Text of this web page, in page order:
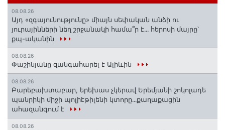
08.08.26
Այդ «զգայունությունը» միայն սեփական անձի ու
յուրայինների նեղ շրջանակի համա՞ր է․․․ հերոսի մայրը՝
քպ-ականին
08.08.26
Փաշինյանը զանգահարել է Ալիևին
08.08.26
Բարեբախտաբար, երեխաս չկերավ Երեմյանի շոկոլադե
պանրիկի միջի պոլիէթիլենի կտորը․․․քաղաքացին
ահազանգում է
08.08.26